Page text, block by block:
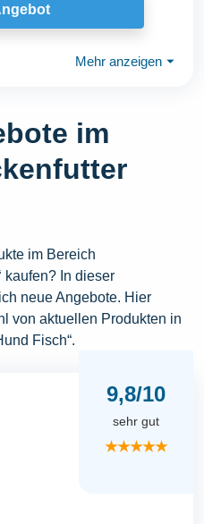
Mehr anzeigen ⏷
im
im Bereich
kaufen? In dieser
neue Angebote. Hier
von aktuellen Produkten in
Fisch“.
9,8/10
sehr gut
★★★★★